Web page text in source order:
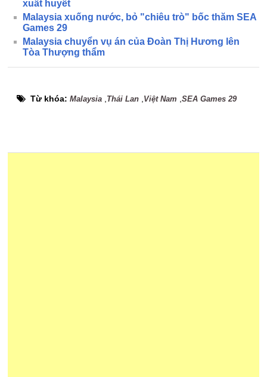
xuất huyết
Malaysia xuống nước, bỏ "chiêu trò" bốc thăm SEA
Games 29
Malaysia chuyển vụ án của Đoàn Thị Hương lên
Tòa Thượng thẩm
Từ khóa:Malaysia Thái Lan Việt Nam ,SEA Games 29